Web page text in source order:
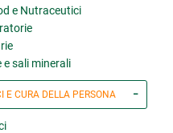
e Nutraceutici
e sali minerali
E CURA DELLA PERSONA